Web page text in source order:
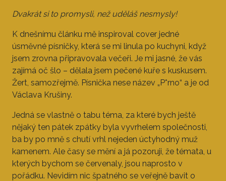
Dvakrát si to promysli, než uděláš nesmysly!
K dnešnímu článku mě inspiroval cover jedné
úsměvné písničky, která se mi linula po kuchyni, když
jsem zrovna připravovala večeři. Je mi jasné, že vás
zajímá oč šlo – dělala jsem pečené kuře s kuskusem.
Žert, samozřejmě. Písnička nese název „P*rno“ a je od
Václava Krušiny.
Jedná se vlastně o tabu téma, za které bych ještě
nějaký ten pátek zpátky byla vyvrhelem společnosti,
ba by po mně s chutí vrhl nejeden úctyhodný muž
kamenem. Ale časy se mění a já pozoruji, že témata, u
kterých bychom se červenaly, jsou naprosto v
pořádku. Nevidím nic špatného se veřejně bavit o